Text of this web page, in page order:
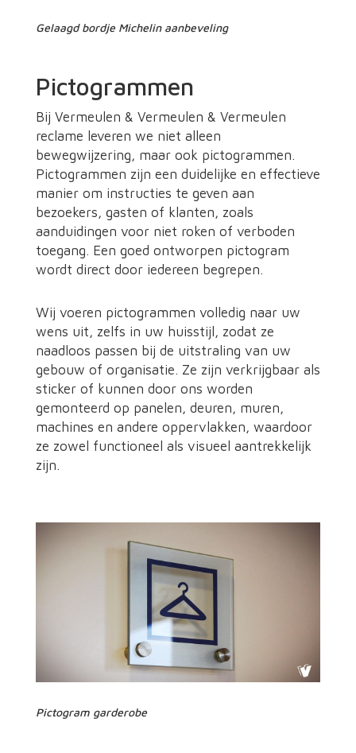
Gelaagd bordje Michelin aanbeveling
Pictogrammen
Bij Vermeulen & Vermeulen & Vermeulen
reclame leveren we niet alleen
bewegwijzering, maar ook pictogrammen.
Pictogrammen zijn een duidelijke en effectieve
manier om instructies te geven aan
bezoekers, gasten of klanten, zoals
aanduidingen voor niet roken of verboden
toegang. Een goed ontworpen pictogram
wordt direct door iedereen begrepen.
Wij voeren pictogrammen volledig naar uw
wens uit, zelfs in uw huisstijl, zodat ze
naadloos passen bij de uitstraling van uw
gebouw of organisatie. Ze zijn verkrijgbaar als
sticker of kunnen door ons worden
gemonteerd op panelen, deuren, muren,
machines en andere oppervlakken, waardoor
ze zowel functioneel als visueel aantrekkelijk
zijn.
Pictogram garderobe